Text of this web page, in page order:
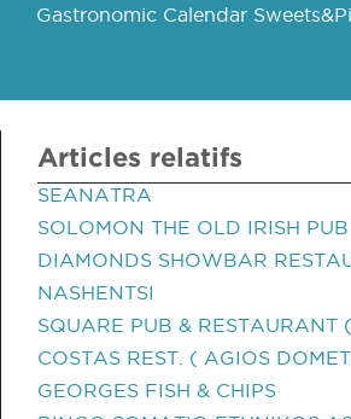
Gastronomic Calendar
Articles relatifs
SEANATRA
SOLOMON THE OLD IRISH PUB
DIAMONDS SHOWBAR
NASHENTSI
SQUARE PUB & RESTAURANT
COSTAS REST. ( AGIOS
GEORGES FISH & CHIPS